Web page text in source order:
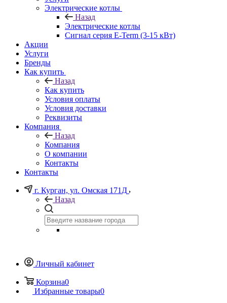
Электрические котлы
Назад
Электрические котлы
Сигнал серия E-Term (3-15 кВт)
Акции
Услуги
Бренды
Как купить
Назад
Как купить
Условия оплаты
Условия доставки
Реквизиты
Компания
Назад
Компания
О компании
Контакты
Контакты
г. Курган, ул. Омская 171Д
Назад
Личный кабинет
Корзина0
Избранные товары0